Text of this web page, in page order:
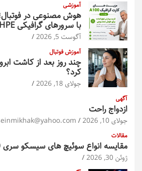
آموزشی
هوش مصنوعی در
با سرورهای گرافیکی HPE
آگوست 5, 2026
آموزش فوتبال
چند روز بعد از کاشت
کرد؟
جولای 18, 2026
آگهی
ازدواج راحت
جولای 10, 2026
مقالات
مقایسه انواع سوئیچ های سیسکو سری 9300
ژوئن 30, 2026